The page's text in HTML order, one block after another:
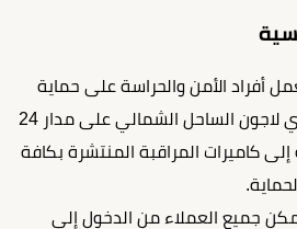
أفراد الأمن والحراسة على حماية
لاجون الساحل الشمالي
على مدار 24
كاميرات المراقبة المنتشرة بكافة
جميع العملاء من الدخول إلى